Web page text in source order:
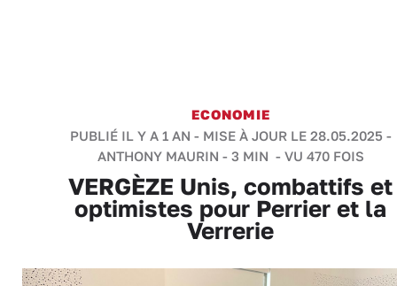
ECONOMIE
PUBLIÉ IL Y A 1 AN - MISE À JOUR LE 28.05.2025 -
ANTHONY MAURIN - 3 MIN - VU 470 FOIS
VERGÈZE Unis, combattifs et
optimistes pour Perrier et la
Verrerie